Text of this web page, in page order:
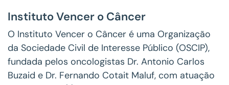
Instituto Vencer o Câncer
O Instituto Vencer o Câncer é uma Organização
da Sociedade Civil de Interesse Público (OSCIP),
fundada pelos oncologistas Dr. Antonio Carlos
Buzaid e Dr. Fernando Cotait Maluf, com atuação